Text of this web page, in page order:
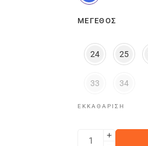
ΜΈΓΕΘΟΣ
24 25
33 34
ΕΚΚΑΘΆΡΙΣΗ